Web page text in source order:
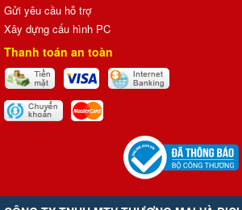
Gửi yêu cầu hỗ trợ
Xây dựng cấu hình PC
Thanh toán an toàn